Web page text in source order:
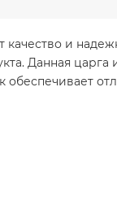
и
Данная царга